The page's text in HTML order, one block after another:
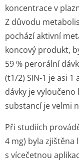
koncentrace v
Z důvodu
pochází aktivní
koncový produkt,
59 % perorální
(t1/2) SIN-1 je asi 1
dávky je
substancí je velmi
Při studiích
4 mg) byla zjištěna
s vícečetnou